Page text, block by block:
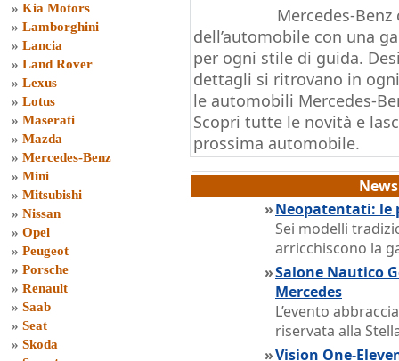
» Kia Motors
» Lamborghini
» Lancia
» Land Rover
» Lexus
» Lotus
» Maserati
» Mazda
» Mercedes-Benz
» Mini
» Mitsubishi
» Nissan
» Opel
» Peugeot
» Porsche
» Renault
» Saab
» Seat
» Skoda
Mercedes-
dell’automobile con una
per ogni stile di guida.
dettagli si ritrovano in
le automobili Mercedes-
Scopri tutte le novità e
prossima automobile.
»Neopatentati: le
Sei modelli
arricchiscono la
»Salone Nautico
Mercedes
L’evento
riservata alla
»Vision One-